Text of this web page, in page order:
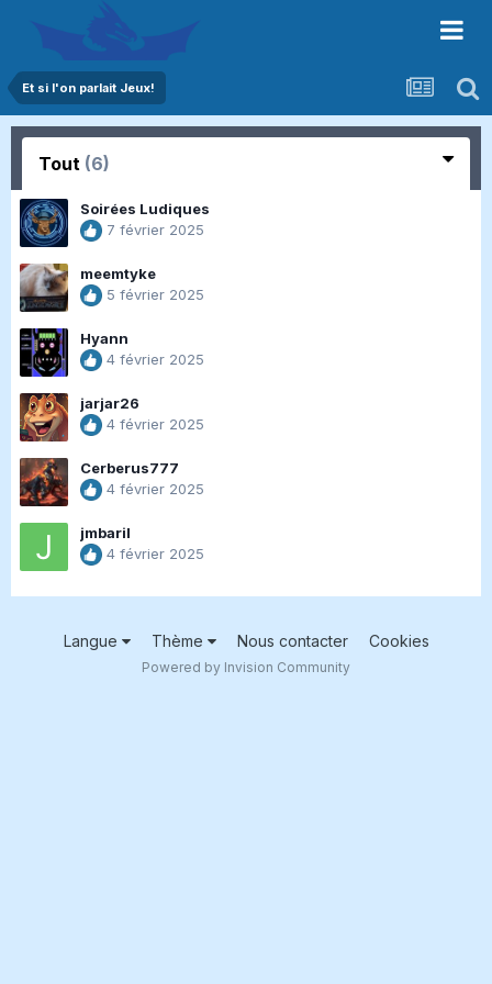
Et si l'on parlait Jeux!
Tout (6)
Soirées Ludiques
7 février 2025
meemtyke
5 février 2025
Hyann
4 février 2025
jarjar26
4 février 2025
Cerberus777
4 février 2025
jmbaril
4 février 2025
Langue Thème Nous contacter Cookies
Powered by Invision Community